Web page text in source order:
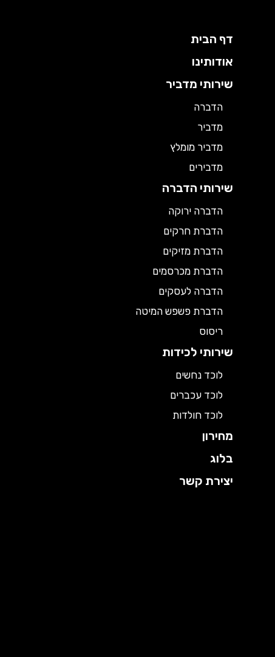
דף הבית
אודותינו
שירותי מדביר
הדברה
מדביר
מדביר מומלץ
מדבירים
שירותי הדברה
הדברה ירוקה
הדברת חרקים
הדברת מזיקים
הדברת מכרסמים
הדברה לעסקים
הדברת פשפש המיטה
ריסוס
שירותי לכידות
לוכד נחשים
לוכד עכברים
לוכד חולדות
מחירון
בלוג
יצירת קשר